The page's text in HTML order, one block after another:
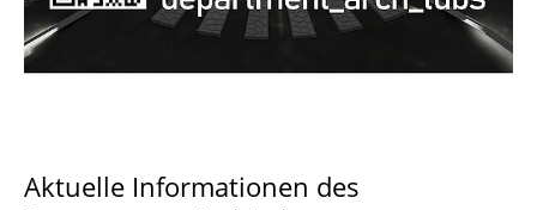
Aktuelle Informationen des